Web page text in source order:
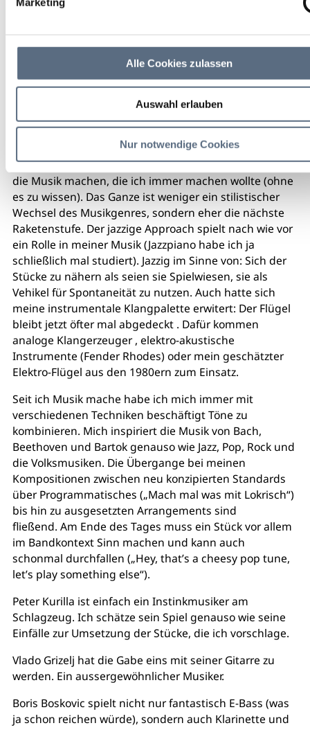
Alle Cookies zulassen
Auswahl erlauben
Nur notwendige Cookies
Kalendereintrag Empfehlen Teilen
Text Osvald-Grizelj-Boskovic-Kurilla
Nachdem ich mich von verschiedenen Dogmen befreit
habe (Stichwort Jazzpurismus) kann ich jetzt endlich
die Musik machen, die ich immer machen wollte (ohne
es zu wissen). Das Ganze ist weniger ein stilistischer
Wechsel des Musikgenres, sondern eher die nächste
Raketenstufe. Der jazzige Approach spielt nach wie vor
ein Rolle in meiner Musik (Jazzpiano habe ich ja
schließlich mal studiert). Jazzig im Sinne von: Sich der
Stücke zu nähern als seien sie Spielwiesen, sie als
Vehikel für Spontaneität zu nutzen. Auch hatte sich
meine instrumentale Klangpalette erwitert: Der Flügel
bleibt jetzt öfter mal abgedeckt . Dafür kommen
analoge Klangerzeuger , elektro-akustische
Instrumente (Fender Rhodes) oder mein geschätzter
Elektro-Flügel aus den 1980ern zum Einsatz.
Seit ich Musik mache habe ich mich immer mit
verschiedenen Techniken beschäftigt Töne zu
kombinieren. Mich inspiriert die Musik von Bach,
Beethoven und Bartok genauso wie Jazz, Pop, Rock und
die Volksmusiken. Die Übergange bei meinen
Kompositionen zwischen neu konzipierten Standards
über Programmatisches („Mach mal was mit Lokrisch“)
bis hin zu ausgesetzten Arrangements sind
fließend. Am Ende des Tages muss ein Stück vor allem
im Bandkontext Sinn machen und kann auch
schonmal durchfallen („Hey, that’s a cheesy pop tune,
let’s play something else“).
Peter Kurilla ist einfach ein Instinkmusiker am
Schlagzeug. Ich schätze sein Spiel genauso wie seine
Einfälle zur Umsetzung der Stücke, die ich vorschlage.
Vlado Grizelj hat die Gabe eins mit seiner Gitarre zu
werden. Ein aussergewöhnlicher Musiker.
Boris Boskovic spielt nicht nur fantastisch E-Bass (was
ja schon reichen würde), sondern auch Klarinette und